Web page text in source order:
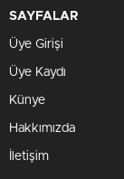
SAYFALAR
Üye Girişi
Üye Kaydı
Künye
Hakkımızda
İletişim